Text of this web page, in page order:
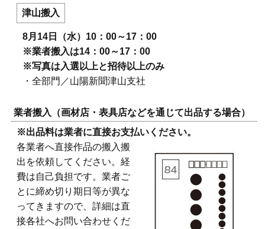
津山搬入
8月14日（水）10：00～17：00
※業者搬入は14：00～17：00
※写真は入選以上と招待以上のみ
・全部門／山陽新聞津山支社
業者搬入（画材店・表具店などを通じて出品する場合）
※出品料は業者に直接お支払いください。
各業者へ直接作品の搬入搬
出を依頼してください。経
費は自己負担です。業者ご
とに締め切り期日等が異な
ってきますので、詳細は直
接各社へお問い合わせくだ